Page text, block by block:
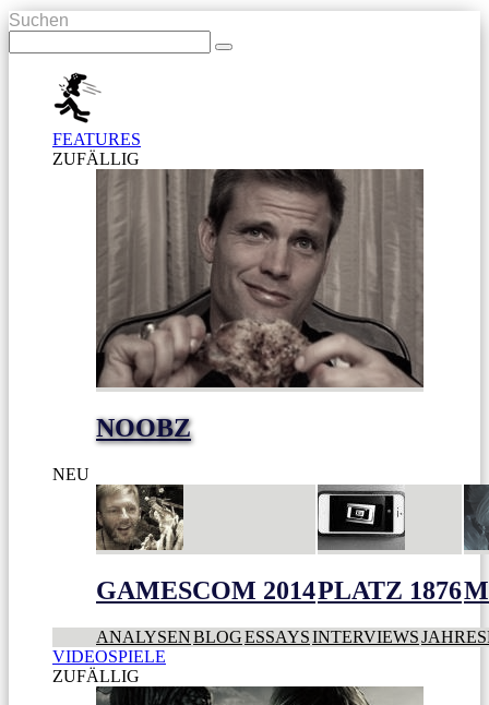
Suchen
FEATURES
ZUFÄLLIG
NOOBZ
NEU
GAMESCOM 2014PLATZ 1876
ANALYSENBLOGESSAYSINTERVIEWS
VIDEOSPIELE
ZUFÄLLIG